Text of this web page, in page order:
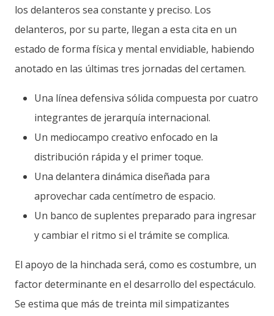
los delanteros sea constante y preciso. Los
delanteros, por su parte, llegan a esta cita en un
estado de forma física y mental envidiable, habiendo
anotado en las últimas tres jornadas del certamen.
Una línea defensiva sólida compuesta por cuatro
integrantes de jerarquía internacional.
Un mediocampo creativo enfocado en la
distribución rápida y el primer toque.
Una delantera dinámica diseñada para
aprovechar cada centímetro de espacio.
Un banco de suplentes preparado para ingresar
y cambiar el ritmo si el trámite se complica.
El apoyo de la hinchada será, como es costumbre, un
factor determinante en el desarrollo del espectáculo.
Se estima que más de treinta mil simpatizantes